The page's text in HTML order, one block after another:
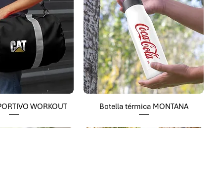
WORKOUT Botella térmica MONTANA